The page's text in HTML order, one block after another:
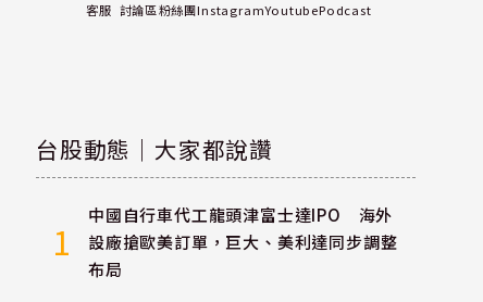
客服 討論區粉絲團InstagramYoutubePodcast
台股動態｜大家都說讚
1
中國自行車代工龍頭津富士達IPO 海外
設廠搶歐美訂單，巨大、美利達同步調整
布局